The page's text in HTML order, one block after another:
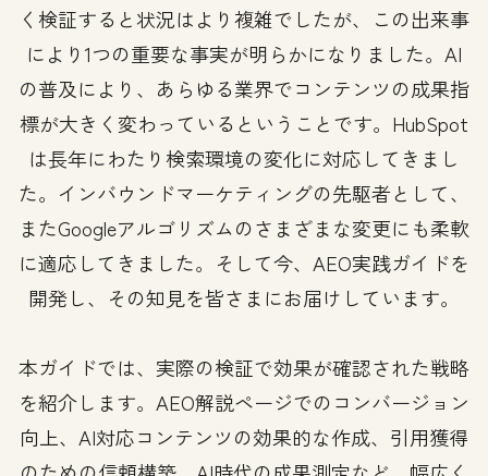
く検証すると状況はより複雑でしたが、この出来事
により1つの重要な事実が明らかになりました。AI
の普及により、あらゆる業界でコンテンツの成果指
標が大きく変わっているということです。HubSpot
は長年にわたり検索環境の変化に対応してきまし
た。インバウンドマーケティングの先駆者として、
またGoogleアルゴリズムのさまざまな変更にも柔軟
に適応してきました。そして今、AEO実践ガイドを
開発し、その知見を皆さまにお届けしています。
本ガイドでは、実際の検証で効果が確認された戦略
を紹介します。AEO解説ページでのコンバージョン
向上、AI対応コンテンツの効果的な作成、引用獲得